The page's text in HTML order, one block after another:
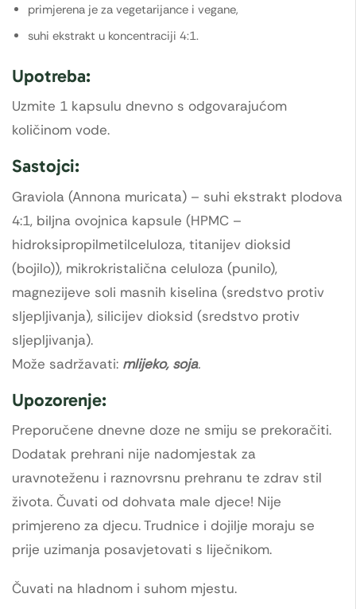
primjerena je za vegetarijance i vegane,
suhi ekstrakt u koncentraciji 4:1.
Upotreba:
Uzmite 1 kapsulu dnevno s odgovarajućom
količinom vode.
Sastojci:
Graviola (Annona muricata) – suhi ekstrakt plodova
4:1, biljna ovojnica kapsule (HPMC –
hidroksipropilmetilceluloza, titanijev dioksid
(bojilo)), mikrokristalična celuloza (punilo),
magnezijeve soli masnih kiselina (sredstvo protiv
sljepljivanja), silicijev dioksid (sredstvo protiv
sljepljivanja).
Može sadržavati: mlijeko, soja.
Upozorenje:
Preporučene dnevne doze ne smiju se prekoračiti.
Dodatak prehrani nije nadomjestak za
uravnoteženu i raznovrsnu prehranu te zdrav stil
života. Čuvati od dohvata male djece! Nije
primjereno za djecu. Trudnice i dojilje moraju se
prije uzimanja posavjetovati s liječnikom.
Čuvati na hladnom i suhom mjestu.